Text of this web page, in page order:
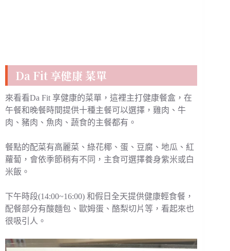
Da Fit 享健康 菜單
來看看Da Fit 享健康的菜單，這裡主打健康餐盒，在
午餐和晚餐時間提供十種主餐可以選擇，雞肉、牛
肉、豬肉、魚肉、蔬食的主餐都有。
餐點的配菜有高麗菜、綠花椰、蛋、豆腐、地瓜、紅
蘿蔔，會依季節稍有不同，主食可選擇養身紫米或白
米飯。
下午時段(14:00~16:00) 和假日全天提供健康輕食餐，
配餐部分有酸麵包、歐姆蛋、酪梨切片等，看起來也
很吸引人。